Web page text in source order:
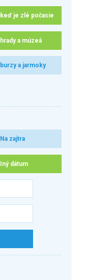
keď je zlé počasie
hrady a múzeá
burzy a jarmoky
Na zajtra
Iný dátum